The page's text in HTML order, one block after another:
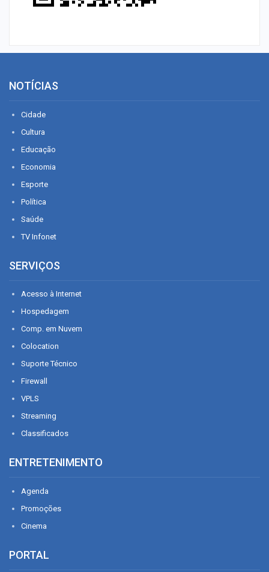
NOTÍCIAS
Cidade
Cultura
Educação
Economia
Esporte
Política
Saúde
TV Infonet
SERVIÇOS
Acesso à Internet
Hospedagem
Comp. em Nuvem
Colocation
Suporte Técnico
Firewall
VPLS
Streaming
Classificados
ENTRETENIMENTO
Agenda
Promoções
Cinema
PORTAL